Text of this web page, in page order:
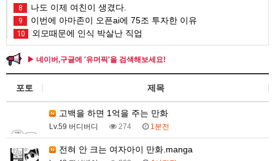
8 나도 이제 여친이 생겼다.
9 이번에 아마존이 오픈ai에 75조 투자한 이유
10 외모때문에 인식 박살난 직업
▶ 네이버,구글에 '유머픽'을 검색해보세요!
포토 제목
고백을 하면 1억을 주는 만화
Lv.59 버디버디 274 1분전
전혀 안 크는 여자아이 만화.manga